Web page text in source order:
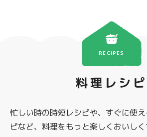
RECIPES
料理レシピ
忙しい時の時短レシピや、すぐに使
ピなど、料理をもっと楽しくおいし